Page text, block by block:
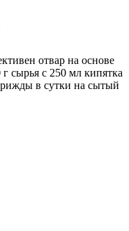
отвар на основе
сырья с 250 мл кипятка
в сутки на сытый